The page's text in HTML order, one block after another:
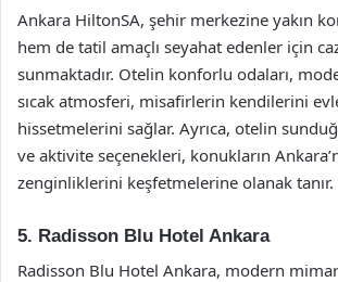
Ankara HiltonSA, şehir merkezine yakın
hem de tatil amaçlı seyahat edenler için
sunmaktadır. Otelin konforlu odaları,
sıcak atmosferi, misafirlerin kendilerini
hissetmelerini sağlar. Ayrıca, otelin
ve aktivite seçenekleri, konukların
zenginliklerini keşfetmelerine olanak tanır.
5. Radisson Blu Hotel Ankara
Radisson Blu Hotel Ankara, modern